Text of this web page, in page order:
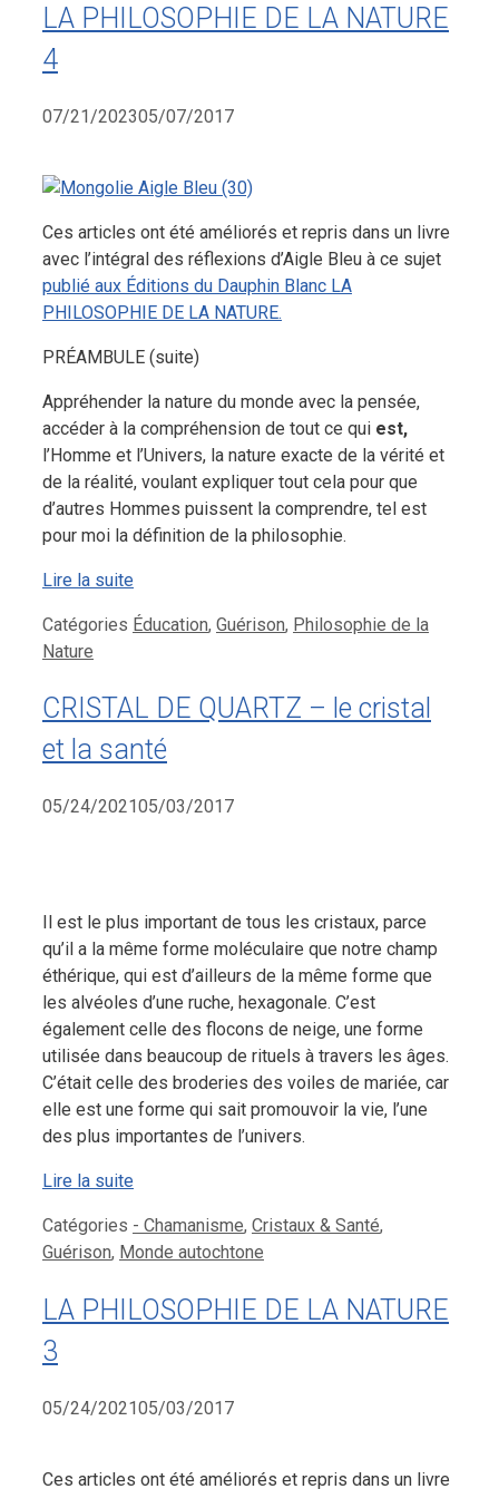
LA PHILOSOPHIE DE LA NATURE
4
07/21/202305/07/2017
Ces articles ont été améliorés et repris dans un livre
avec l’intégral des réflexions d’Aigle Bleu à ce sujet
publié aux Éditions du Dauphin Blanc LA
PHILOSOPHIE DE LA NATURE.
PRÉAMBULE (suite)
Appréhender la nature du monde avec la pensée,
accéder à la compréhension de tout ce qui est,
l’Homme et l’Univers, la nature exacte de la vérité et
de la réalité, voulant expliquer tout cela pour que
d’autres Hommes puissent la comprendre, tel est
pour moi la définition de la philosophie.
Lire la suite
Catégories Éducation, Guérison, Philosophie de la
Nature
CRISTAL DE QUARTZ – le cristal
et la santé
05/24/202105/03/2017
Il est le plus important de tous les cristaux, parce
qu’il a la même forme moléculaire que notre champ
éthérique, qui est d’ailleurs de la même forme que
les alvéoles d’une ruche, hexagonale. C’est
également celle des flocons de neige, une forme
utilisée dans beaucoup de rituels à travers les âges.
C’était celle des broderies des voiles de mariée, car
elle est une forme qui sait promouvoir la vie, l’une
des plus importantes de l’univers.
Lire la suite
Catégories - Chamanisme, Cristaux & Santé,
Guérison, Monde autochtone
LA PHILOSOPHIE DE LA NATURE
3
05/24/202105/03/2017
Ces articles ont été améliorés et repris dans un livre